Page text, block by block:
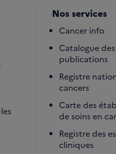
Nos services
Cancer info
Catalogue des
publications
Registre
cancers
Carte des
de soins en
Registre des
cliniques